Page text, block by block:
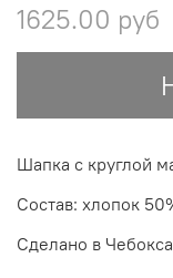
1625.00 руб
Шапка с круглой
Состав: хлопок
Сделано в